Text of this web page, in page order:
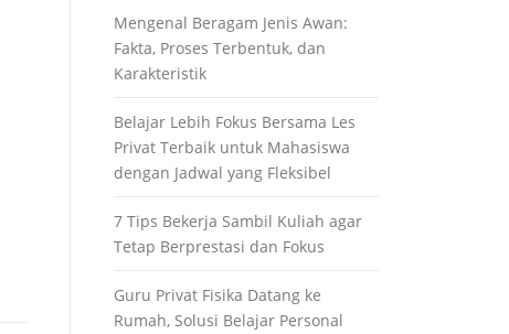
Mengenal Beragam Jenis Awan:
Fakta, Proses Terbentuk, dan
Karakteristik
Belajar Lebih Fokus Bersama Les
Privat Terbaik untuk Mahasiswa
dengan Jadwal yang Fleksibel
7 Tips Bekerja Sambil Kuliah agar
Tetap Berprestasi dan Fokus
Guru Privat Fisika Datang ke
Rumah, Solusi Belajar Personal